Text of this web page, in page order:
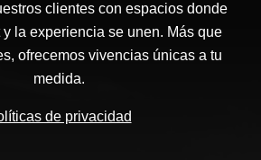
clientes con espacios donde
la experiencia se unen. Más que
ofrecemos vivencias únicas a tu
medida.
de privacidad